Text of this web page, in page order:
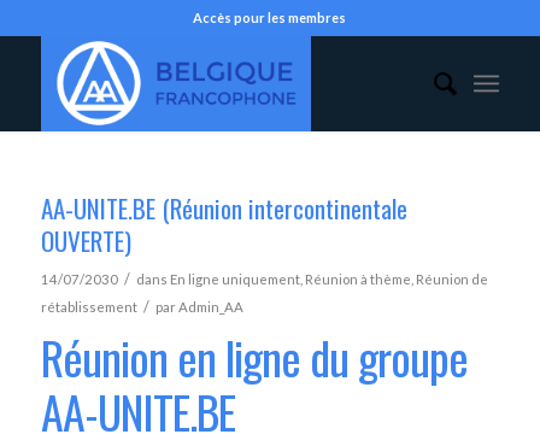
Accès pour les membres
AA-UNITE.BE (Réunion intercontinentale
OUVERTE)
14/07/2030 / dans En ligne uniquement, Réunion à thème Réunion de
rétablissement / parAdmin_AA
Réunion en ligne du groupe
AA-UNITE.BE